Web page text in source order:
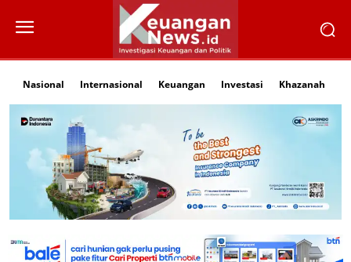
Nasional Internasional Keuangan Investasi Khazanah